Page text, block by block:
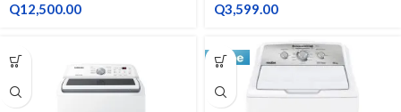
Q12,500.00 Q3,599.00